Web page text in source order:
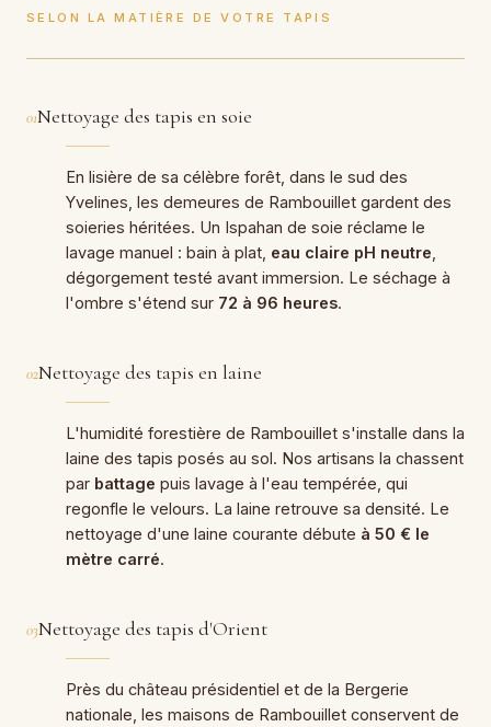
SELON LA MATIÈRE DE VOTRE TAPIS
01Nettoyage des tapis en soie
En lisière de sa célèbre forêt, dans le sud des
Yvelines, les demeures de Rambouillet gardent des
soieries héritées. Un Ispahan de soie réclame le
lavage manuel : bain à plat, eau claire pH neutre
dégorgement testé avant immersion. Le séchage à
l'ombre s'étend sur 72 à 96 heures.
02Nettoyage des tapis en laine
L'humidité forestière de Rambouillet s'installe dans la
laine des tapis posés au sol. Nos artisans la chassent
par battage puis lavage à l'eau tempérée, qui
regonfle le velours. La laine retrouve sa densité. Le
nettoyage d'une laine courante débute à 50 € le
mètre carré.
03Nettoyage des tapis d'Orient
Près du château présidentiel et de la Bergerie
nationale, les maisons de Rambouillet conservent de